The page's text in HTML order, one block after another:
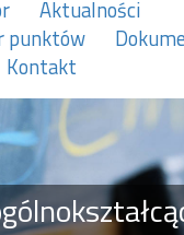
Aktualności
punktów
Kontakt